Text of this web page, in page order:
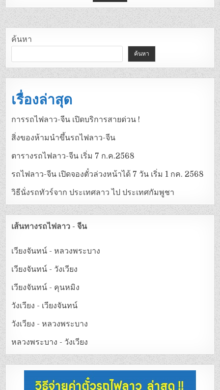
ค้นหา
ค้นหา
เรื่องล่าสุด
การรถไฟลาว-จีน เปิดบริการสายด่วน !
สิ่งของห้ามนำขึ้นรถไฟลาว-จีน
ตารางรถไฟลาว-จีน เริ่ม 7 ก.ค.2568
รถไฟลาว-จีน เปิดจองตั๋วล่วงหน้าได้ 7 วัน เริ่ม 1 กค. 2568
วิธีนั่งรถทัวร์จาก ประเทศลาว ไป ประเทศกัมพูชา
เส้นทางรถไฟลาว - จีน
เวียงจันทน์ - หลวงพระบาง
เวียงจันทน์ - วังเวียง
เวียงจันทน์ - คุนหมิง
วังเวียง - เวียงจันทน์
วังเวียง - หลวงพระบาง
หลวงพระบาง - วังเวียง